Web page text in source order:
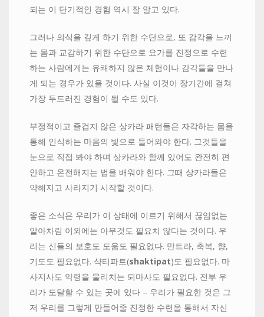
되는 이 단기적인 경험 역시 잘 알고 있다.
그러나 의식을 깊게 하기 위한 수단으로, 또 감각을 느끼
는 몸과 교감하기 위한 수단으로 요가를 진정으로 수련
하는 사람에게는 유쾌하지 않은 체험이나 감각들을 만나
게 되는 경우가 있을 것이다. 사실 이것이 장기간에 걸쳐
가장 두드러진 경험이 될 수도 있다.
부정적이고 즐겁지 않은 상카라 패턴들은 자각하는 몸을
통해 인식하는 마음의 빛으로 들어와야 한다. 그것들을
눈으로 직접 봐야 하며 상카라와 함께 있어도 완전히 편
안하고 온전해지는 법을 배워야 한다. 그때 상카라들은
약해지고 사라지기 시작할 것이다.
좋은 소식은 우리가 이 상태에 이르기 위해서 끊임없는
알아차림 이외에는 아무것도 필요치 않다는 것이다. 우
리는 신들의 보호도 도움도 필요없다. 만트라, 축복, 향,
기도도 필요없다. 샥티파트(shaktipat)도 필요없다. 마
사지사도 악령을 물리치는 퇴마사도 필요없다. 전부 우
리가 도달할 수 있는 곳에 있다 – 우리가 필요한 것은 그
저 우리를 그렇게 만들어줄 진정한 수련을 통해서 자신